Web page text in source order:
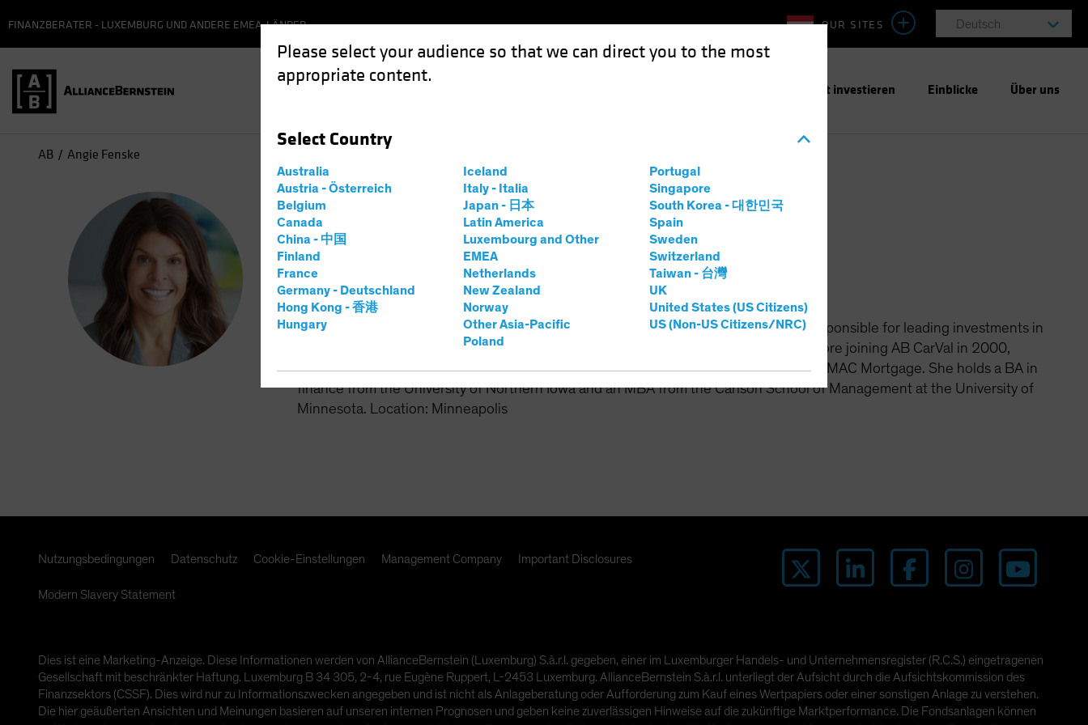
Please select your audience so that we can direct you to the most
appropriate content.
Select Country
Australia
Austria - Österreich
Belgium
Canada
China - 中国
Finland
France
Germany - Deutschland
Hong Kong - 香港
Hungary
Iceland
Italy - Italia
Japan - 日本
Latin America
Luxembourg and Other
EMEA
Netherlands
New Zealand
Norway
Other Asia-Pacific
Poland
Portugal
Singapore
South Korea - 대한민국
Spain
Sweden
Switzerland
Taiwan - 台灣
UK
United States (US Citizens)
US (Non-US Citizens/NRC)
Deutsch
OUR SITES
FINANZBERATER - LUXEMBURG UND ANDERE EMEA-LÄNDER
Verantwortungsbewusst investieren Einblicke Über uns
AB Angie Fenske
Angie Fenske
Principal - AB Carval
2 Jahre bei AB|26 Erfahrung
Angie Fenske is a Principal and Senior Vice President for AB CarVal, where she is responsible for leading investments in
asset-based finance, with a focus on credit-intensive consumer loans in the US. Before joining AB CarVal in 2000,
Fenske was responsible for loan quality due diligence for the acquisition division of GMAC Mortgage. She holds a BA in
finance from the University of Northern Iowa and an MBA from the Carlson School of Management at the University of
Minnesota. Location: Minneapolis
Nutzungsbedingungen Datenschutz Cookie-Einstellungen Management Company Important Disclosures
Modern Slavery Statement
Dies ist eine Marketing-Anzeige. Diese Informationen werden von AllianceBernstein (Luxemburg) S.à.r.l. gegeben, einer im Luxemburger Handels- und Unternehmensregister (R.C.S.) eingetragenen
Gesellschaft mit beschränkter Haftung. Luxemburg B 34 305, 2-4, rue Eugène Ruppert, L-2453 Luxemburg. AllianceBernstein S.à.r.l. unterliegt der Aufsicht durch die Aufsichtskommission des
Finanzsektors (CSSF). Dies wird nur zu Informationszwecken angegeben und ist nicht als Anlageberatung oder Aufforderung zum Kauf eines Wertpapiers oder einer sonstigen Anlage zu verstehen.
Die hier geäußerten Ansichten und Meinungen basieren auf unseren internen Prognosen und geben keine zuverlässigen Hinweise auf die zukünftige Marktperformance. Die Fondsanlagen können